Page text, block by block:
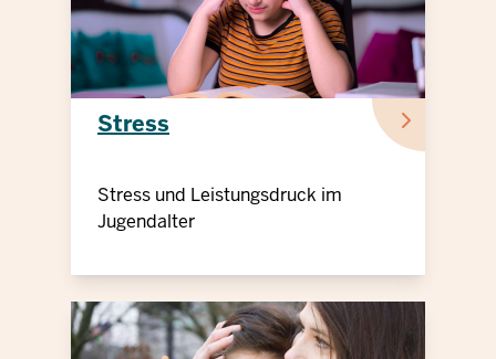
Stress
Stress und Leistungsdruck im
Jugendalter